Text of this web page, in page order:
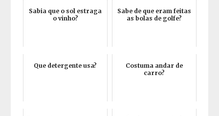
Sabia que o sol estraga
o vinho?
Sabe de que eram feitas
as bolas de golfe?
Que detergente usa?
Costuma andar de
carro?